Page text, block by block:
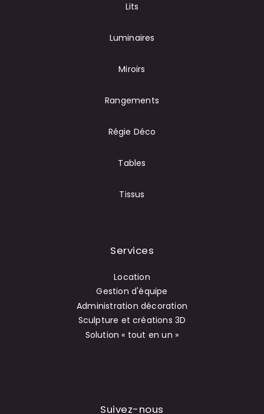
Lits
Luminaires
Miroirs
Rangements
Régie Déco
Tables
Tissus
Services
Location
Gestion d'équipe
Administration décoration
Sculpture et créations 3D
Solution « tout en un »
Suivez-nous